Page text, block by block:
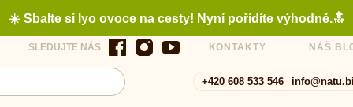
☀️ Sbalte si lyo ovoce na cesty! Nyní pořídíte výhodně.🔝
SLEDUJTE NÁS KONTAKTY NÁŠ
+420 608 533 546